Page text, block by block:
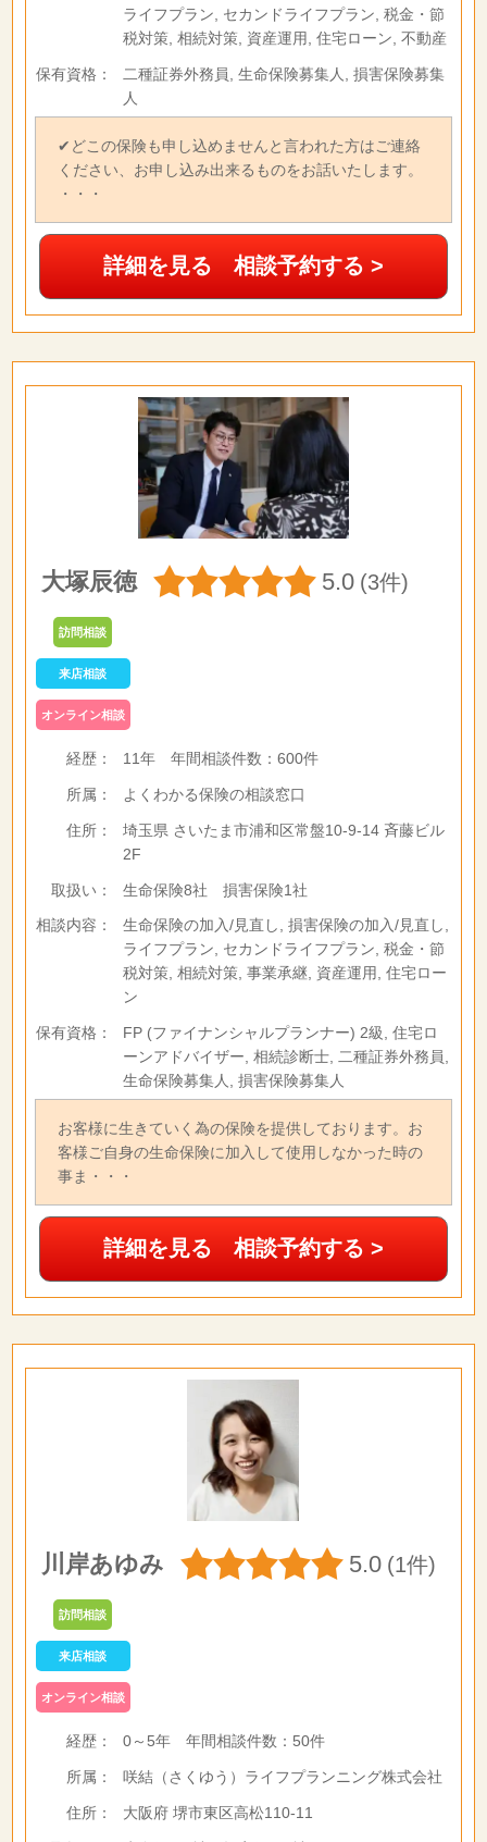
ライフプラン, セカンドライフプラン, 税金・節
税対策, 相続対策, 資産運用, 住宅ローン, 不動産
保有資格：
二種証券外務員, 生命保険募集人, 損害保険募集
人
✔どこの保険も申し込めませんと言われた方はご連絡
ください、お申し込み出来るものをお話いたします。
・・・
詳細を見る 相談予約する >
大塚辰徳 5.0 (3件)
訪問相談
来店相談
オンライン相談
経歴： 11年年間相談件数： 600件
所属： よくわかる保険の相談窓口
住所：
埼玉県 さいたま市浦和区常盤10-9-14 斉藤ビル
2F
取扱い：
生命保険8社 損害保険1社
相談内容：
生命保険の加入/見直し, 損害保険の加入/見直し,
ライフプラン, セカンドライフプラン, 税金・節
税対策, 相続対策, 事業承継, 資産運用, 住宅ロー
ン
保有資格：
FP (ファイナンシャルプランナー) 2級, 住宅ロ
ーンアドバイザー, 相続診断士, 二種証券外務員,
生命保険募集人, 損害保険募集人
お客様に生きていく為の保険を提供しております。お
客様ご自身の生命保険に加入して使用しなかった時の
事ま・・・
詳細を見る 相談予約する >
川岸あゆみ 5.0 (1件)
訪問相談
来店相談
オンライン相談
経歴： 0～5年年間相談件数： 50件
所属： 咲結（さくゆう）ライフプランニング株式会社
住所： 大阪府 堺市東区高松110-11